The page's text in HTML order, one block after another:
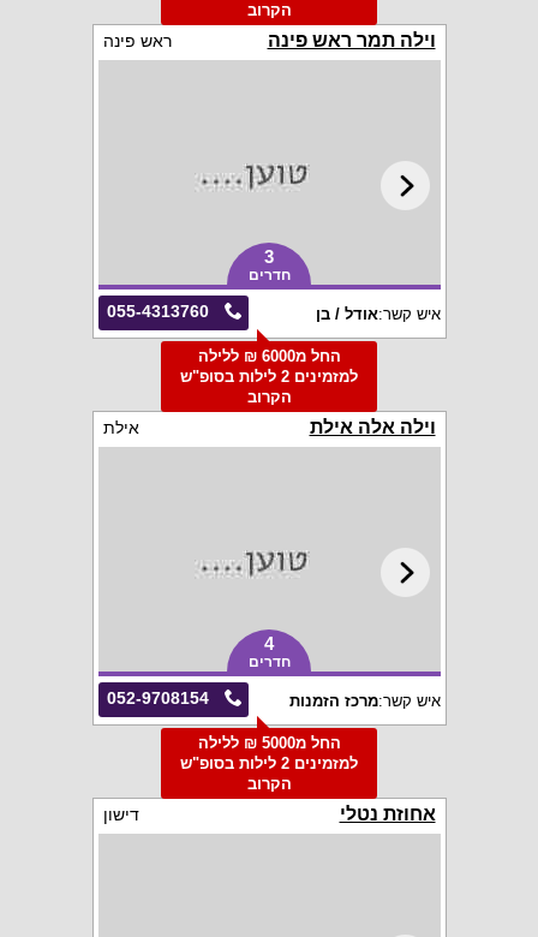
הקרוב
וילה תמר ראש פינה ראש פינה
3
חדרים
055-4313760 איש קשר:אודל / בן
החל מ6000 ₪ ללילה
למזמינים 2 לילות בסופ"ש
הקרוב
וילה אלה אילת אילת
4
חדרים
052-9708154 איש קשר:מרכז הזמנות
החל מ5000 ₪ ללילה
למזמינים 2 לילות בסופ"ש
הקרוב
אחוזת נטלי דישון